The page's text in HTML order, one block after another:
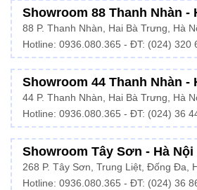
Showroom 88 Thanh Nhàn -
88 P. Thanh Nhàn, Hai Bà Trưng, Hà
Hotline: 0936.080.365 - ĐT: (024) 320
Showroom 44 Thanh Nhàn -
44 P. Thanh Nhàn, Hai Bà Trưng, Hà
Hotline: 0936.080.365 - ĐT: (024) 36
Showroom Tây Sơn - Hà Nội
268 P. Tây Sơn, Trung Liệt, Đống Đa,
Hotline: 0936.080.365 - ĐT: (024) 36